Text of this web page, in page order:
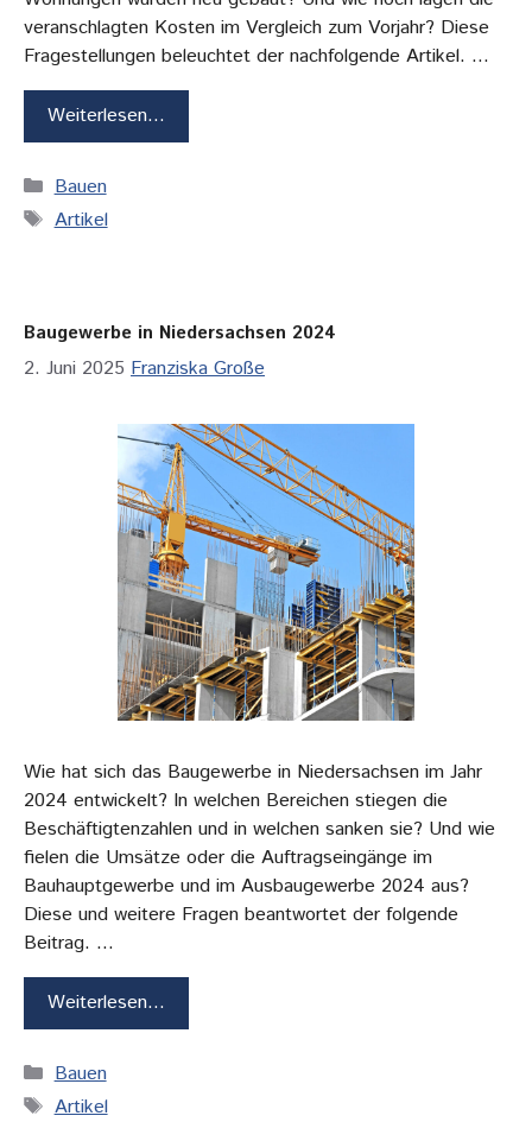
veranschlagten Kosten im Vergleich zum Vorjahr? Diese
Fragestellungen beleuchtet der nachfolgende Artikel. …
Weiterlesen…
Kategorien
Bauen
Schlagwörter
Artikel
Baugewerbe in Niedersachsen 2024
2. Juni 2025 Franziska Große
Wie hat sich das Baugewerbe in Niedersachsen im Jahr
2024 entwickelt? In welchen Bereichen stiegen die
Beschäftigtenzahlen und in welchen sanken sie? Und wie
fielen die Umsätze oder die Auftragseingänge im
Bauhauptgewerbe und im Ausbaugewerbe 2024 aus?
Diese und weitere Fragen beantwortet der folgende
Beitrag. …
Weiterlesen…
Kategorien
Bauen
Schlagwörter
Artikel